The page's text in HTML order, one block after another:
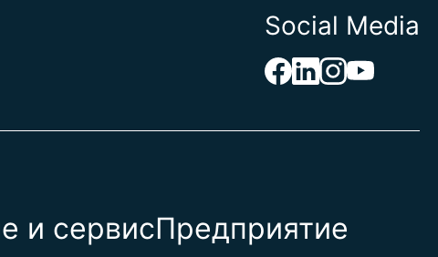
Social Media
и сервисПредприятие